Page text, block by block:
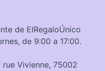
de ElRegaloÚnico
de 9:00 a 17:00.
Vivienne, 75002